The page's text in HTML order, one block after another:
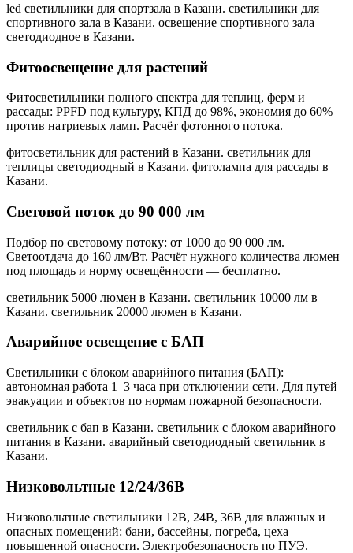
led светильники для спортзала в Казани. светильники для
спортивного зала в Казани. освещение спортивного зала
светодиодное в Казани.
Фитоосвещение для растений
Фитосветильники полного спектра для теплиц, ферм и
рассады: PPFD под культуру, КПД до 98%, экономия до 60%
против натриевых ламп. Расчёт фотонного потока.
фитосветильник для растений в Казани. светильник для
теплицы светодиодный в Казани. фитолампа для рассады в
Казани.
Световой поток до 90 000 лм
Подбор по световому потоку: от 1000 до 90 000 лм.
Светоотдача до 160 лм/Вт. Расчёт нужного количества люмен
под площадь и норму освещённости — бесплатно.
светильник 5000 люмен в Казани. светильник 10000 лм в
Казани. светильник 20000 люмен в Казани.
Аварийное освещение с БАП
Светильники с блоком аварийного питания (БАП):
автономная работа 1–3 часа при отключении сети. Для путей
эвакуации и объектов по нормам пожарной безопасности.
светильник с бап в Казани. светильник с блоком аварийного
питания в Казани. аварийный светодиодный светильник в
Казани.
Низковольтные 12/24/36В
Низковольтные светильники 12В, 24В, 36В для влажных и
опасных помещений: бани, бассейны, погреба, цеха
повышенной опасности. Электробезопасность по ПУЭ.